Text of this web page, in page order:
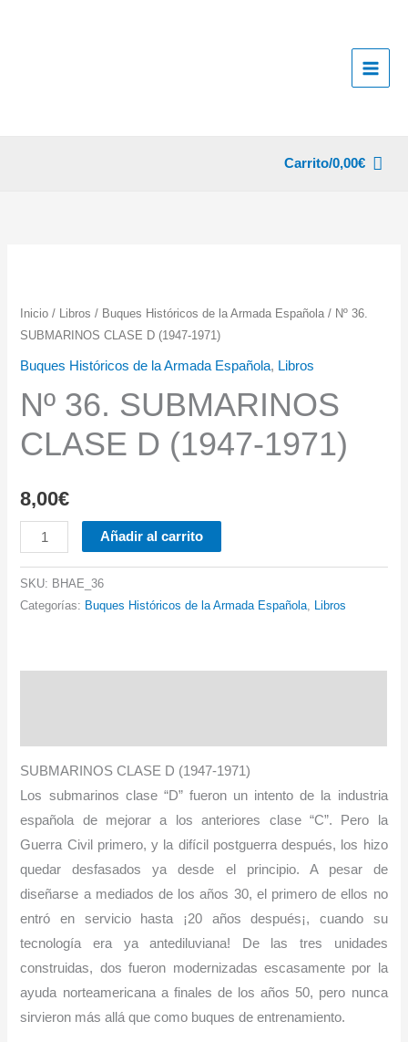
Carrito/0,00€
Inicio / Libros / Buques Históricos de la Armada Española / Nº 36.
SUBMARINOS CLASE D (1947-1971)
Buques Históricos de la Armada Española, Libros
Nº 36. SUBMARINOS
CLASE D (1947-1971)
8,00€
36.
SUBMARINOS
CLASE
Añadir al carrito
SKU: BHAE_36
Categorías: Buques Históricos de la Armada Española, Libros
SUBMARINOS CLASE D (1947-1971)
Los submarinos clase “D” fueron un intento de la industria
española de mejorar a los anteriores clase “C”. Pero la
Guerra Civil primero, y la difícil postguerra después, los hizo
quedar desfasados ya desde el principio. A pesar de
diseñarse a mediados de los años 30, el primero de ellos no
entró en servicio hasta ¡20 años después¡, cuando su
tecnología era ya antediluviana! De las tres unidades
construidas, dos fueron modernizadas escasamente por la
ayuda norteamericana a finales de los años 50, pero nunca
sirvieron más allá que como buques de entrenamiento.